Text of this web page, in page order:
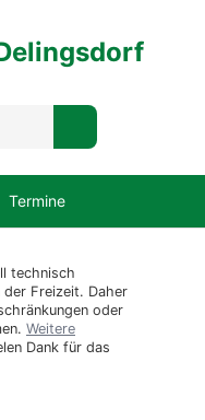
Termine
technisch
Freizeit. Daher
oder
Weitere
Dank für das